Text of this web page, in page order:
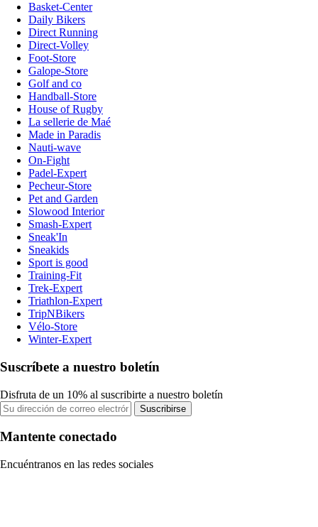
Basket-Center
Daily Bikers
Direct Running
Direct-Volley
Foot-Store
Galope-Store
Golf and co
Handball-Store
House of Rugby
La sellerie de Maé
Made in Paradis
Nauti-wave
On-Fight
Padel-Expert
Pecheur-Store
Pet and Garden
Slowood Interior
Smash-Expert
Sneak'In
Sneakids
Sport is good
Training-Fit
Trek-Expert
Triathlon-Expert
TripNBikers
Vélo-Store
Winter-Expert
Suscríbete a nuestro boletín
Disfruta de un 10% al suscribirte a nuestro boletín
Suscribirse
Mantente conectado
Encuéntranos en las redes sociales